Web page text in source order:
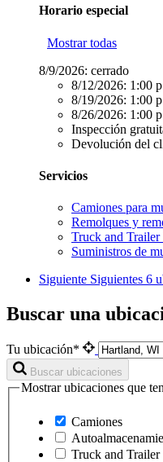
Horario especial
Mostrar todas
8/9/2026: cerrado
8/12/2026: 1:00
8/19/2026: 1:00
8/26/2026: 1:00
Inspección
Devolución del
Servicios
Camiones para
Remolques y
Truck and Trailer
Suministros de
Siguiente Siguientes 6
Buscar una
Tu ubicación*
Buscar ubicaciones
Mostrar ubicaciones que
Camiones
Truck and Trailer